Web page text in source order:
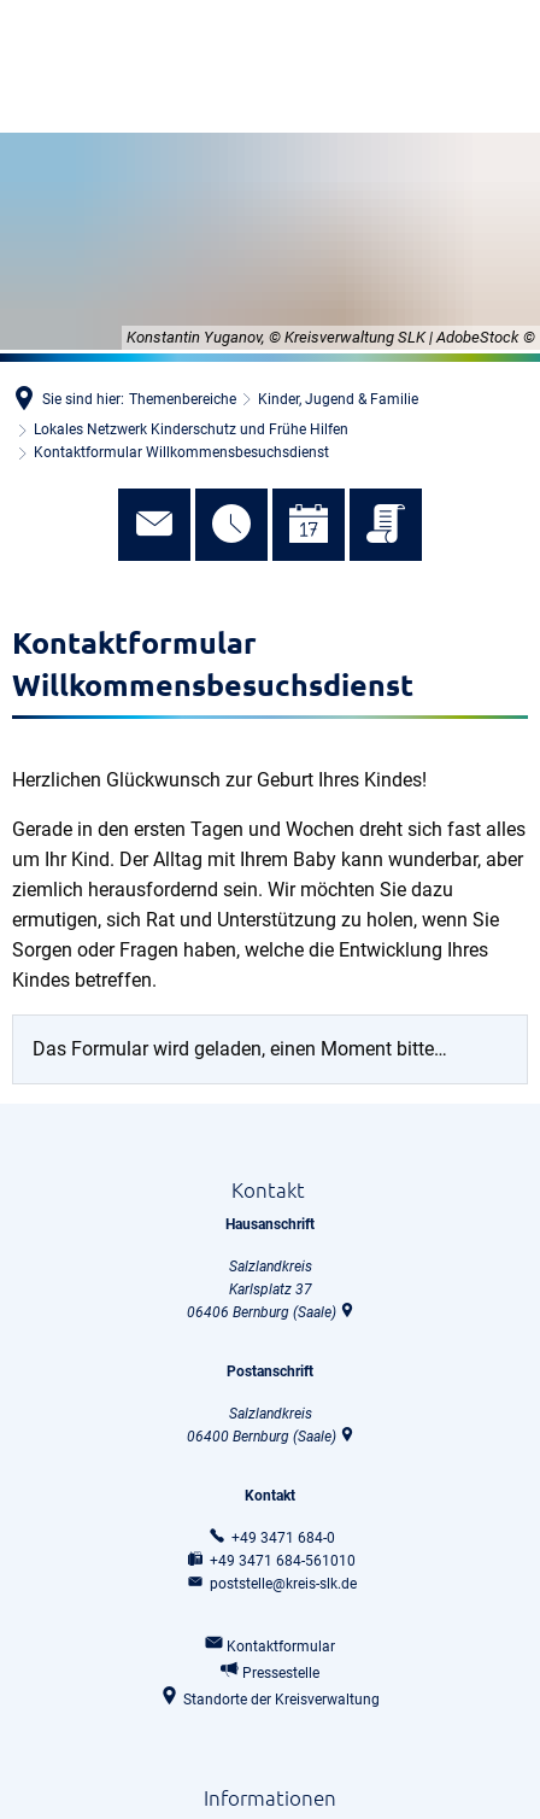
Konstantin Yuganov, © Kreisverwaltung SLK | AdobeStock
Sie sind hier: Themenbereiche
Kinder, Jugend & Familie
Lokales Netzwerk Kinderschutz und Frühe Hilfen
Kontaktformular Willkommensbesuchsdienst
Kontaktformular
Willkommensbesuchsdienst
Herzlichen Glückwunsch zur Geburt Ihres Kindes!
Gerade in den ersten Tagen und Wochen dreht sich fast alles
um Ihr Kind. Der Alltag mit Ihrem Baby kann wunderbar, aber
ziemlich herausfordernd sein. Wir möchten Sie dazu
ermutigen, sich Rat und Unterstützung zu holen, wenn Sie
Sorgen oder Fragen haben, welche die Entwicklung Ihres
Kindes betreffen.
Das Formular wird geladen, einen Moment bitte…
Kontakt
Hausanschrift
Salzlandkreis
Karlsplatz 37
06406 Bernburg (Saale)
Postanschrift
Salzlandkreis
06400 Bernburg (Saale)
Kontakt
+49 3471 684-0
+49 3471 684-561010
poststelle@kreis-slk.de
Kontaktformular
Pressestelle
Standorte der Kreisverwaltung
Informationen